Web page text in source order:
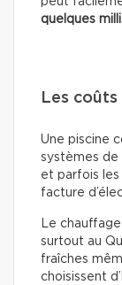
quelques
Les
Une piscine
systèmes de
et parfois
facture
Le
surtout au
fraîches
choisissent